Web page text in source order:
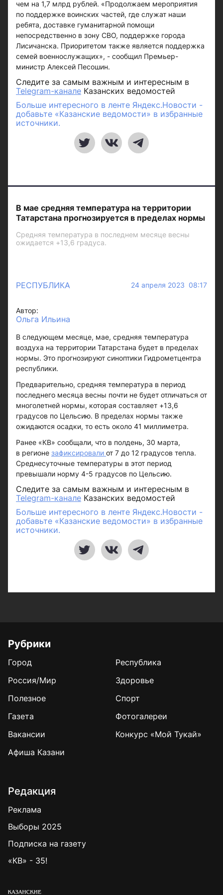
чем на 1,7 млрд рублей. «Продолжаем мероприятия
по поддержке воинских частей, где служат наши
ребята, доставке гуманитарной помощи
непосредственно в зону СВО, поддержке города
Лисичанска. Приоритетом также является поддержка
семей военнослужащих», - сообщил Премьер-
министр Алексей Песошин.
Следите за самым важным и интересным в
Telegram-канале Казанских ведомостей
Больше интересного в ленте Яндекс.Новости -
добавьте «Казанские ведомости» в избранные
источники.
В мае средняя температура на территории
Татарстана прогнозируется в пределах нормы
Средняя температура в последнем месяце весны
ожидается +13,6 градуса.
РЕСПУБЛИКА 24 апреля 2023 08:17
Автор:
Ольга Ильина
В следующем месяце, мае, средняя температура
воздуха на территории Татарстана будет в пределах
нормы. Это прогнозируют синоптики Гидрометцентра
республики.
Предварительно, средняя температура в период
последнего месяца весны почти не будет отличаться от
многолетней нормы, которая составляет +13,6
градусов по Цельсию. В пределах нормы также
ожидаются осадки, то есть около 41 миллиметра.
Ранее «КВ» сообщали, что в полдень, 30 марта,
в регионе зафиксировали от 7 до 12 градусов тепла.
Среднесуточные температуры в этот период
превышали норму 4-5 градусов по Цельсию.
Следите за самым важным и интересным в
Telegram-канале Казанских ведомостей
Больше интересного в ленте Яндекс.Новости -
добавьте «Казанские ведомости» в избранные
источники.
Рубрики
Город
Республика
Россия/Мир
Здоровье
Полезное
Спорт
Газета
Фотогалереи
Вакансии
Конкурс «Мой Тукай»
Афиша Казани
Редакция
Реклама
Выборы 2025
Подписка на газету
«КВ» - 35!